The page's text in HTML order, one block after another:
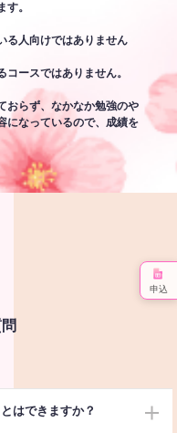
。
る人向けではありません
ースではありません。
おらず、なかなか勉強のや
になっているので、成績を
はできますか？
申込